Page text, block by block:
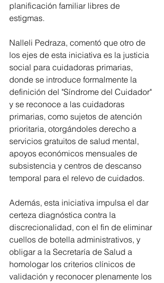
planificación familiar libres de
estigmas.
Nalleli Pedraza, comentó que otro de
los ejes de esta iniciativa es la justicia
social para cuidadoras primarias,
donde se introduce formalmente la
definición del "Síndrome del Cuidador"
y se reconoce a las cuidadoras
primarias, como sujetos de atención
prioritaria, otorgándoles derecho a
servicios gratuitos de salud mental,
apoyos económicos mensuales de
subsistencia y centros de descanso
temporal para el relevo de cuidados.
Además, esta iniciativa impulsa el dar
certeza diagnóstica contra la
discrecionalidad, con el fin de eliminar
cuellos de botella administrativos, y
obligar a la Secretaría de Salud a
homologar los criterios clínicos de
validación y reconocer plenamente los